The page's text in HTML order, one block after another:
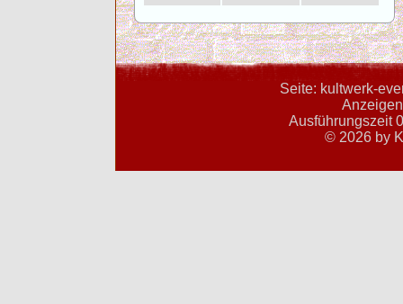
Seite: kultwerk-
Ausführungszeit
© 2026 by